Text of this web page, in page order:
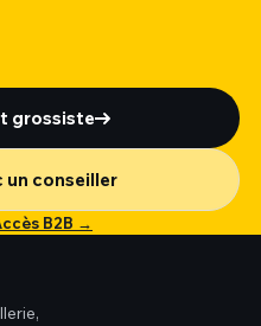
grossiste
un conseiller
B2B →